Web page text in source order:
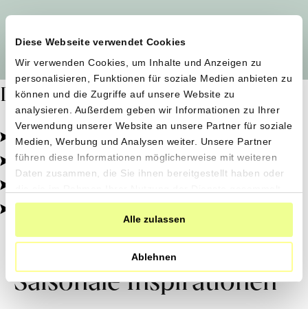
Diese Webseite verwendet Cookies
Wir verwenden Cookies, um Inhalte und Anzeigen zu
personalisieren, Funktionen für soziale Medien anbieten zu
können und die Zugriffe auf unsere Website zu
analysieren. Außerdem geben wir Informationen zu Ihrer
Verwendung unserer Website an unsere Partner für soziale
Medien, Werbung und Analysen weiter. Unsere Partner
führen diese Informationen möglicherweise mit weiteren
Daten zusammen, die Sie ihnen bereitgestellt haben oder
haben.
Alle zulassen
Ablehnen
Dafür stehen wir
Pestizidfrei angebaut, schonend verarbeitet.
Natürliche Zutaten, echter Geschmack.
Von kleinen Höfen, direkt zu dir.
100% transparent, 0% Zusatzstoffe.
Saisonale Inspirationen